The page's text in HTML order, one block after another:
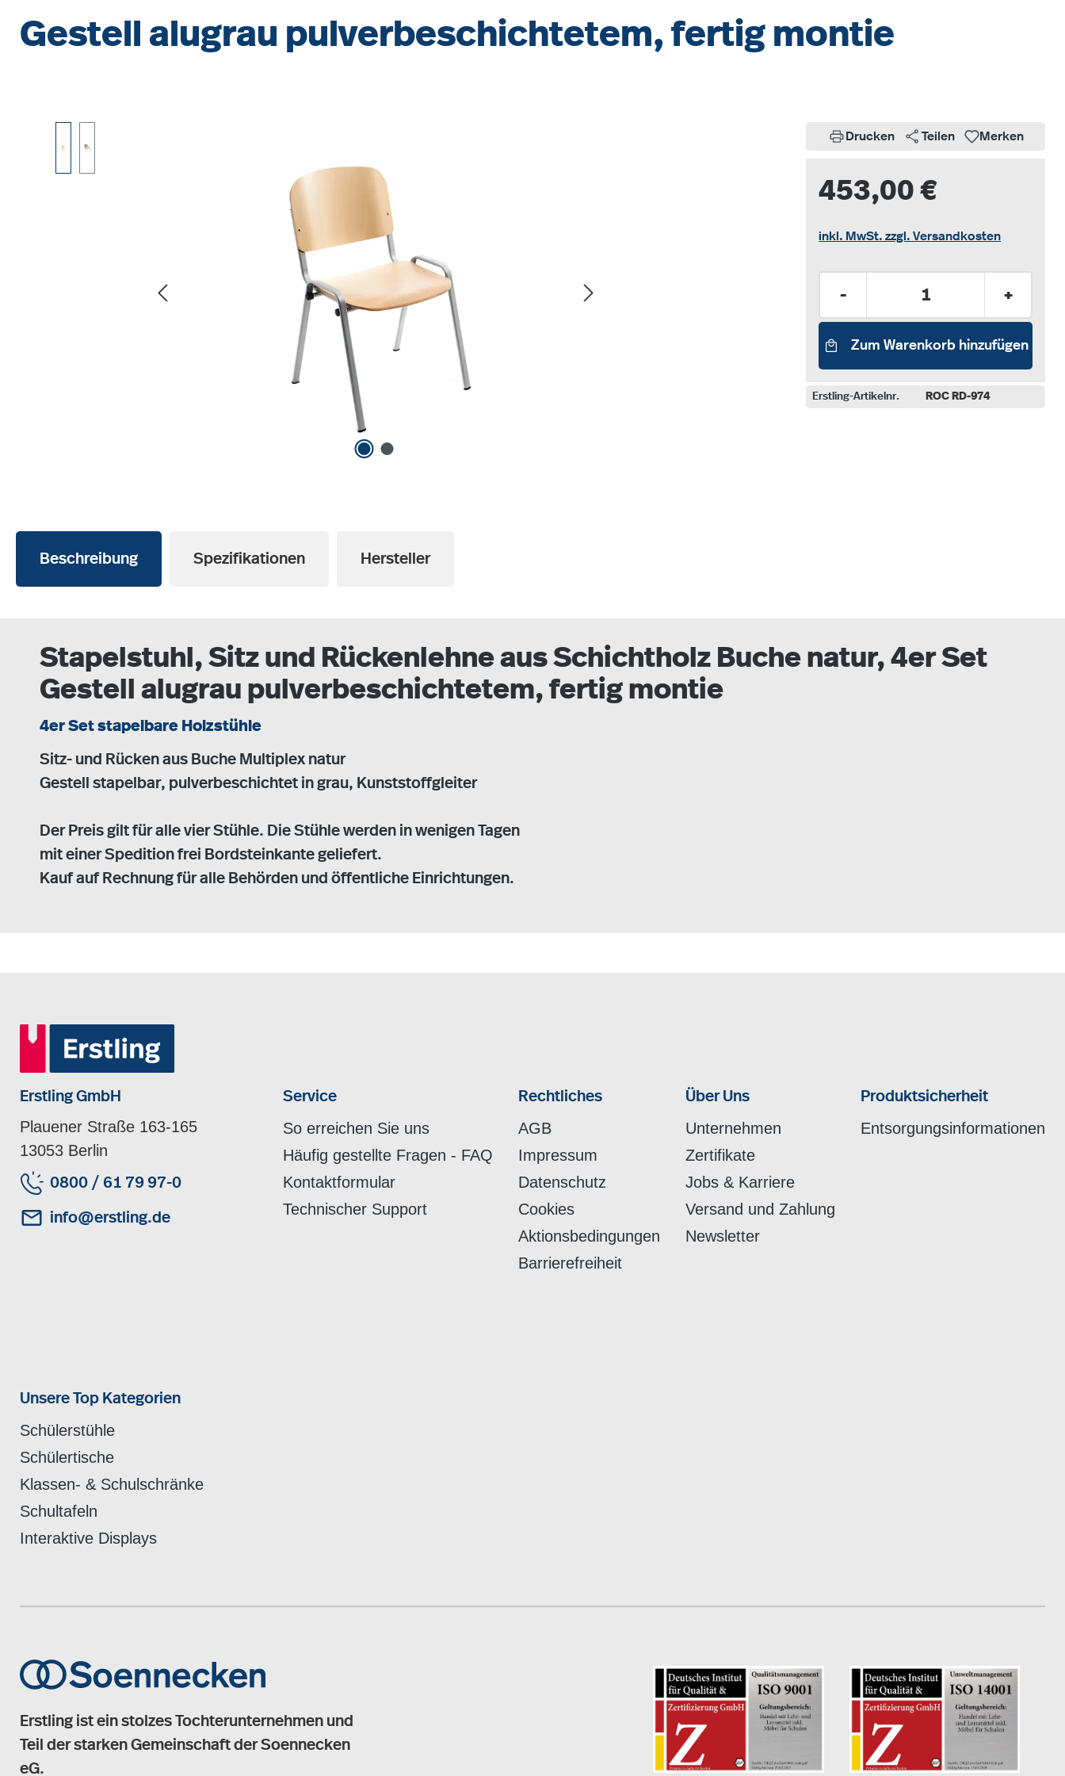
Gestell alugrau pulverbeschichtetem, fertig montie
Drucken
Teilen Merken
453,00 €
inkl. MwSt. zzgl. Versandkosten
Produkt Anzahl: Gib den
- +
Zum Warenkorb hinzufügen
Erstling-Artikelnr. ROC RD-974
Beschreibung Spezifikationen Hersteller
Stapelstuhl, Sitz und Rückenlehne aus Schichtholz Buche natur, 4er Set
Gestell alugrau pulverbeschichtetem, fertig montie
4er Set stapelbare Holzstühle
Sitz- und Rücken aus Buche Multiplex natur
Gestell stapelbar, pulverbeschichtet in grau, Kunststoffgleiter
Der Preis gilt für alle vier Stühle. Die Stühle werden in wenigen Tagen
mit einer Spedition frei Bordsteinkante geliefert.
Kauf auf Rechnung für alle Behörden und öffentliche Einrichtungen.
Erstling GmbH
Plauener Straße 163-165
13053 Berlin
0800 / 61 79 97-0
info@erstling.de
Service
So erreichen Sie uns
Häufig gestellte Fragen - FAQ
Kontaktformular
Technischer Support
Rechtliches
AGB
Impressum
Datenschutz
Cookies
Aktionsbedingungen
Barrierefreiheit
Über Uns
Unternehmen
Zertifikate
Jobs & Karriere
Versand und Zahlung
Newsletter
Produktsicherheit
Entsorgungsinformationen
Unsere Top Kategorien
Schülerstühle
Schülertische
Klassen- & Schulschränke
Schultafeln
Interaktive Displays
Erstling ist ein stolzes Tochterunternehmen und
Teil der starken Gemeinschaft der Soennecken
eG.